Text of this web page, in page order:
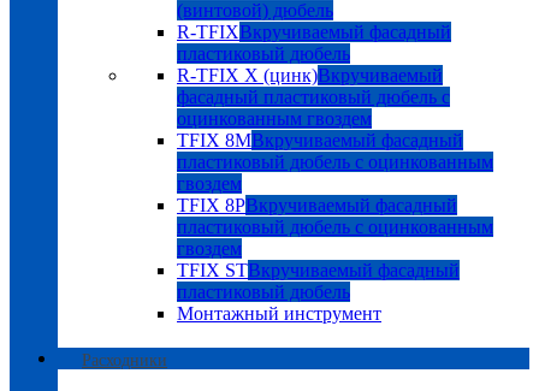
(винтовой) дюбель
R-TFIXВкручиваемый фасадный
пластиковый дюбель
R-TFIX X (цинк)Вкручиваемый
фасадный пластиковый дюбель с
оцинкованным гвоздем
TFIX 8MВкручиваемый фасадный
пластиковый дюбель с оцинкованным
гвоздем
TFIX 8PВкручиваемый фасадный
пластиковый дюбель с оцинкованным
гвоздем
TFIX STВкручиваемый фасадный
пластиковый дюбель
Монтажный инструмент
Расходники